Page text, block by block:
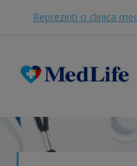
Reprezinti o clinica